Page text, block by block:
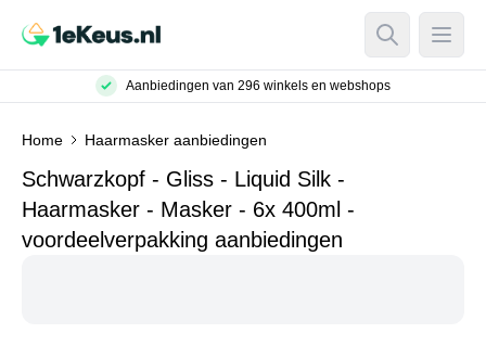
Open Open
Aanbiedingen van 296 winkels en webshops
Home Haarmasker aanbiedingen
Schwarzkopf - Gliss - Liquid Silk -
Haarmasker - Masker - 6x 400ml -
voordeelverpakking aanbiedingen